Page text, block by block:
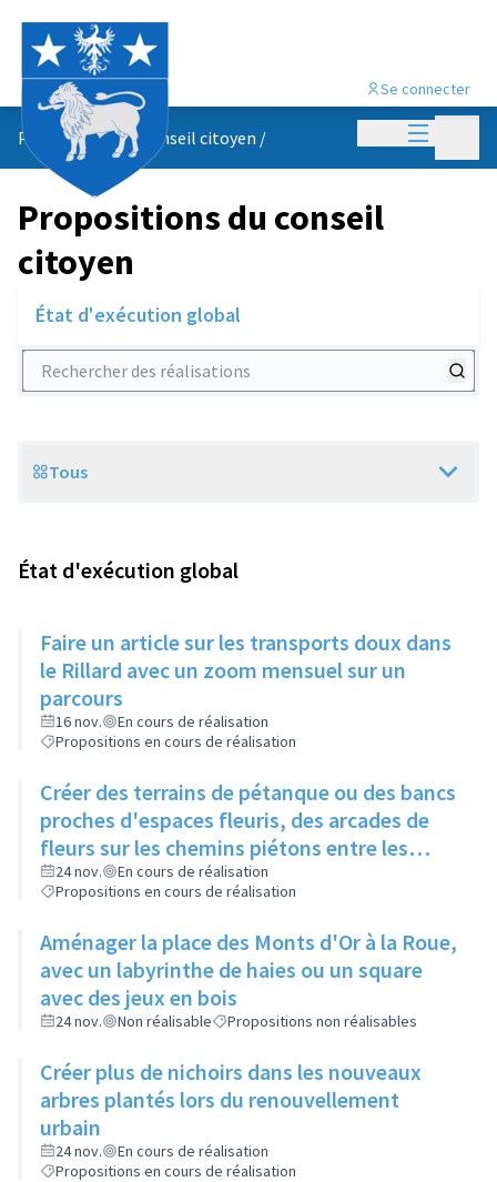
Menu
Se connecter
Propositions du conseil citoyen /
Propositions du conseil
citoyen
État d'exécution global
Rechercher des réalisations
Scope
Tous
État d'exécution global
Faire un article sur les transports doux dans
le Rillard avec un zoom mensuel sur un
parcours
16 nov.
En cours de réalisation
Propositions en cours de réalisation
Créer des terrains de pétanque ou des bancs
proches d'espaces fleuris, des arcades de
fleurs sur les chemins piétons entre les
immeubles
24 nov.
En cours de réalisation
Propositions en cours de réalisation
Aménager la place des Monts d'Or à la Roue,
avec un labyrinthe de haies ou un square
avec des jeux en bois
24 nov. Non réalisable Propositions non réalisables
Créer plus de nichoirs dans les nouveaux
arbres plantés lors du renouvellement
urbain
24 nov.
En cours de réalisation
Propositions en cours de réalisation